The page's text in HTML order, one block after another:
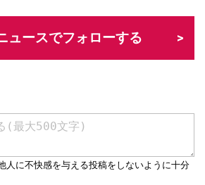
ュースでフォローする